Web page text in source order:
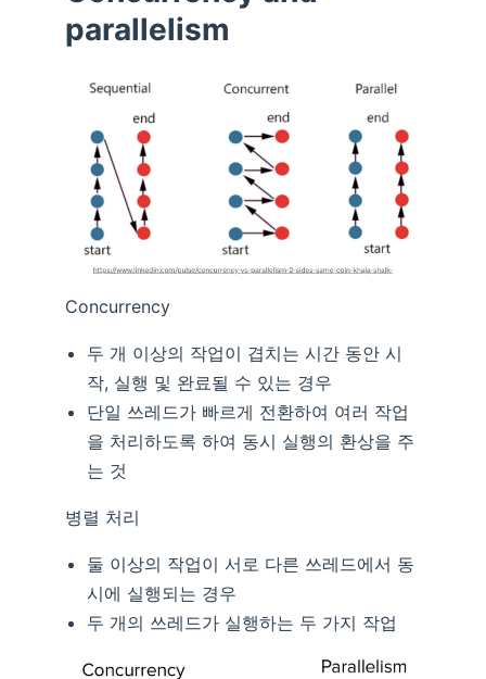
parallelism
Concurrency
두 개 이상의 작업이 겹치는 시간 동안 시
작, 실행 및 완료될 수 있는 경우
단일 쓰레드가 빠르게 전환하여 여러 작업
을 처리하도록 하여 동시 실행의 환상을 주
는 것
병렬 처리
둘 이상의 작업이 서로 다른 쓰레드에서 동
시에 실행되는 경우
두 개의 쓰레드가 실행하는 두 가지 작업